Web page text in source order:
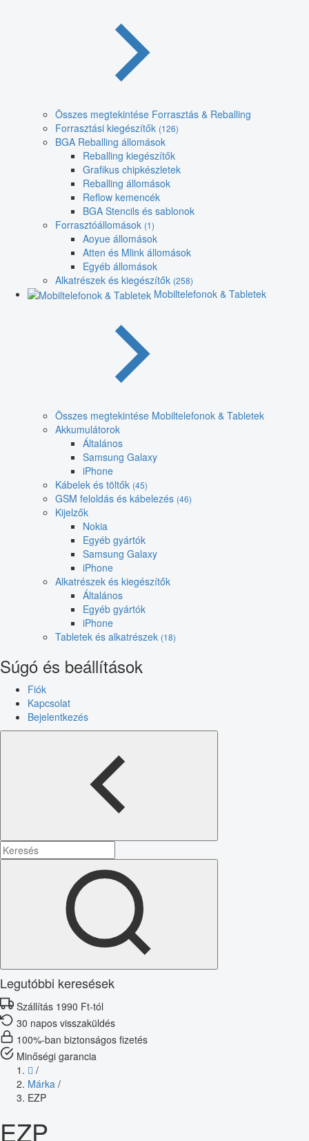
Összes megtekintése Forrasztás & Reballing
Forrasztási kiegészítők (126)
BGA Reballing állomások
Reballing kiegészítők
Grafikus chipkészletek
Reballing állomások
Reflow kemencék
BGA Stencils és sablonok
Forrasztóállomások (1)
Aoyue állomások
Atten és Mlink állomások
Egyéb állomások
Alkatrészek és kiegészítők (258)
Mobiltelefonok & Tabletek
Összes megtekintése Mobiltelefonok & Tabletek
Akkumulátorok
Általános
Samsung Galaxy
iPhone
Kábelek és töltők (45)
GSM feloldás és kábelezés (46)
Kijelzők
Nokia
Egyéb gyártók
Samsung Galaxy
iPhone
Alkatrészek és kiegészítők
Általános
Egyéb gyártók
iPhone
Tabletek és alkatrészek (18)
Súgó és beállítások
Fiók
Kapcsolat
Bejelentkezés
Legutóbbi keresések
Szállítás 1990 Ft-tól
30 napos visszaküldés
100%-ban biztonságos fizetés
Minőségi garancia
/
Márka /
EZP
EZP